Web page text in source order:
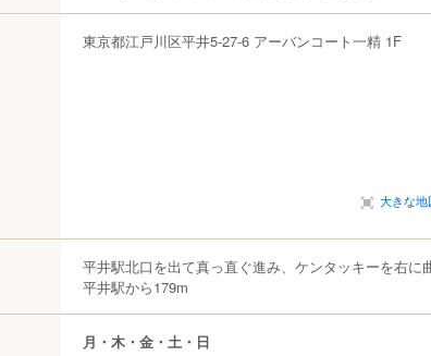
東京都江戸川区平井5-27-6 アーバンコート一精 1F
大きな地
平井駅北口を出て真っ直ぐ進み、ケンタッキーを右に
平井駅から179m
月・木・金・土・日